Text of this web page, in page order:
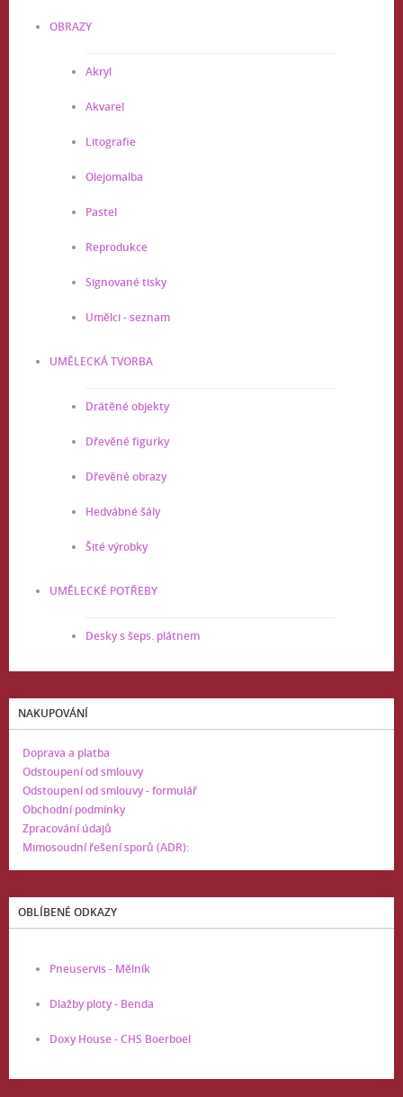
OBRAZY
Akryl
Akvarel
Litografie
Olejomalba
Pastel
Reprodukce
Signované tisky
Umělci - seznam
UMĚLECKÁ TVORBA
Drátěné objekty
Dřevěné figurky
Dřevěné obrazy
Hedvábné šály
Šité výrobky
UMĚLECKÉ POTŘEBY
Desky s šeps. plátnem
NAKUPOVÁNÍ
Doprava a platba
Odstoupení od smlouvy
Odstoupení od smlouvy - formulář
Obchodní podmínky
Zpracování údajů
Mimosoudní řešení sporů (ADR):
OBLÍBENÉ ODKAZY
Pneuservis - Mělník
Dlažby ploty - Benda
Doxy House - CHS Boerboel